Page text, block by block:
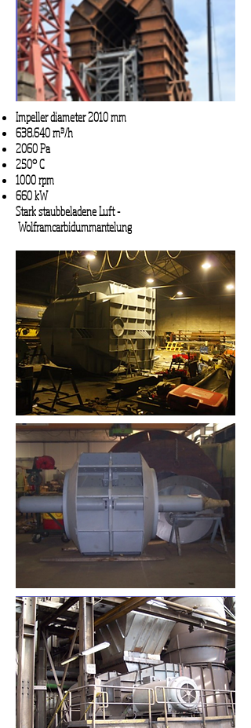
Impeller diameter 2010 mm
638.640 m³/h
2060 Pa
250° C
1000 rpm
660kW
Stark staubbeladene Luft -
Wolframcarbidummantelung